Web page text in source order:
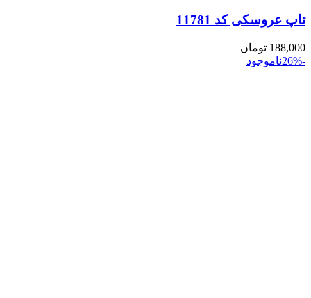
تاپ عروسکی کد 11781
188,000 تومان
-26%
ناموجود